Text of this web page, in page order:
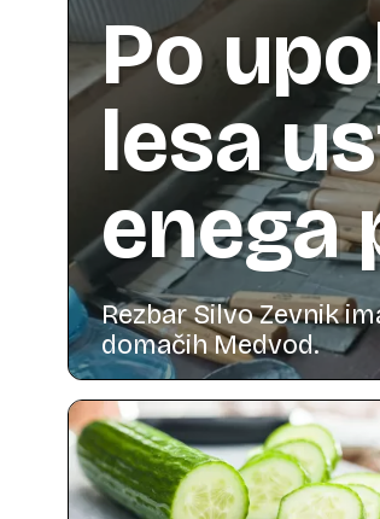
Po
lesa
enega
Rezbar Silvo Zevnik
domačih Medvod.